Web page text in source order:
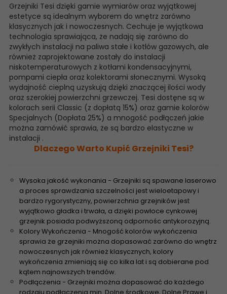
Grzejniki Tesi dzięki gamie wymiarów oraz wyjątkowej
estetyce są idealnym wyborem do wnętrz zarówno
klasycznych jak i nowoczesnych. Cechuje je wyjątkowa
technologia sprawiająca, że nadają się zarówno do
zwykłych instalacji na paliwa stałe i kotłów gazowych, ale
również zaprojektowane zostały do instalacji
niskotemperaturowych z kotłami kondensacyjnymi,
pompami ciepła oraz kolektorami słonecznymi. Wysoką
wydajność cieplną uzyskują dzięki znaczącej ilości wody
oraz szerokiej powierzchni grzewczej. Tesi dostęne są w
kolorach serii Classic (z dopłatą 15%) oraz gamie kolorów
Specjalnych (Dopłata 25%) a mnogość podłączeń jakie
można zamówić sprawia, że są bardzo elastyczne w
instalacji .
Dlaczego Warto Kupić Grzejniki Tesi?
Wysoka jakość wykonania - Grzejniki są spawane laserowo
a proces sprawdzania szczelności jest wieloetapowy i
bardzo rygorystyczny, powierzchnia grzejników jest
wyjątkowo gładka i trwała, a dzięki powłoce cynkowej
grzejnik posiada podwyższoną odpornośc antykorozyjną.
Kolory Wykończenia - Mnogość kolorów wykończenia
sprawia że grzejniki można dopasować zarówno do wnętrz
nowoczesnych jak również klasycznych, kolory
wykończenia zmieniają się co kilka lat i są dobierane pod
kątem najnowszych trendów.
Podłączenia - Grzejniki można dopasować do każdego